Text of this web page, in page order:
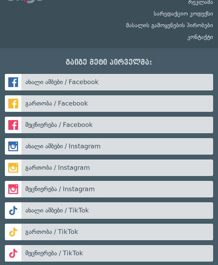
რეკლამა
სარედაქციო კოდექსი
მასალის გამოყენების პირობები
კონტაქტი
გაიგე მეტი პირველმა:
ახალი ამბები / Facebook
გართობა / Facebook
მეცნიერება / Facebook
ახალი ამბები / Instagram
გართობა / Instagram
მეცნიერება / Instagram
ახალი ამბები / TikTok
გართობა / TikTok
მეცნიერება / TikTok